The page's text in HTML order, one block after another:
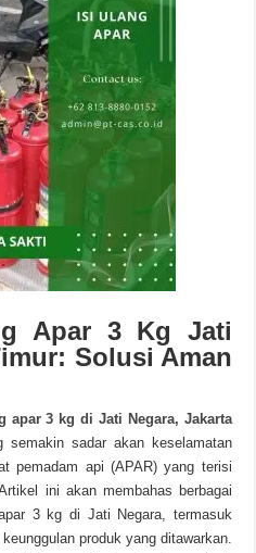
Apar 3 Kg Jati
Solusi Aman
apar 3 kg di Jati Negara, Jakarta
semakin sadar akan keselamatan
pemadam api (APAR) yang terisi
ini akan membahas berbagai
3 kg di Jati Negara, termasuk
produk yang ditawarkan.